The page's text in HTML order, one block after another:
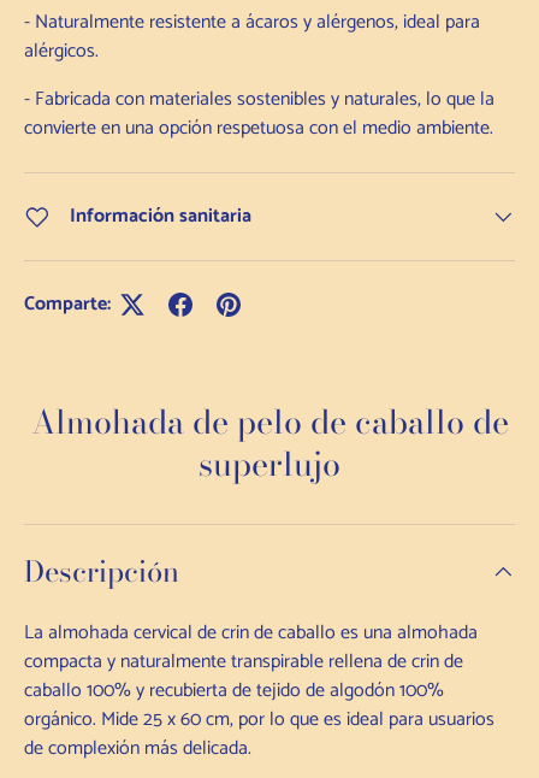
- Naturalmente resistente a ácaros y alérgenos, ideal para
alérgicos.
- Fabricada con materiales sostenibles y naturales, lo que la
convierte en una opción respetuosa con el medio ambiente.
Información sanitaria
Comparte:
Almohada de pelo de caballo de
superlujo
Descripción
La almohada cervical de crin de caballo es una almohada
compacta y naturalmente transpirable rellena de crin de
caballo 100% y recubierta de tejido de algodón 100%
orgánico. Mide 25 x 60 cm, por lo que es ideal para usuarios
de complexión más delicada.